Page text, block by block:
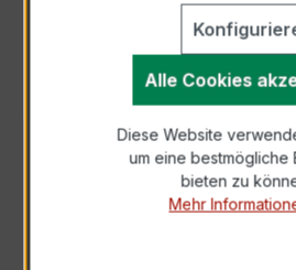
Als PDF
BESCHREIBUNG
Der Wickelstromwandler
Kl.0,5 ist ein kompakter,
Alle Cookies
Diese Website
um eine bestmögliche
bieten zu
Mehr